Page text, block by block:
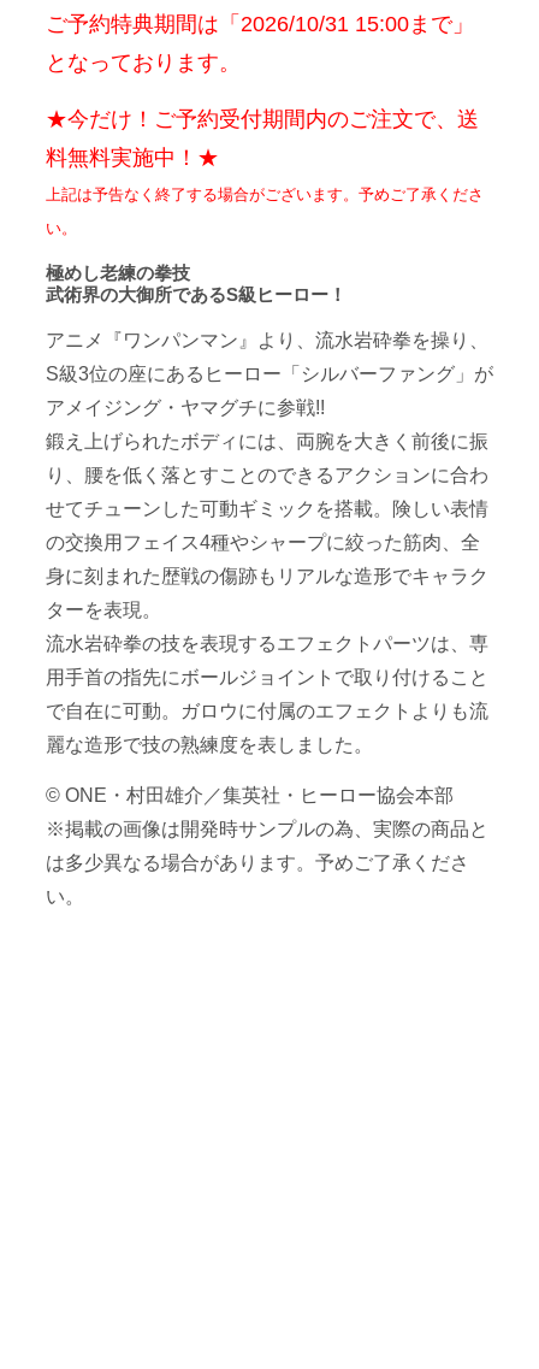
ご予約特典期間は「2026/10/31 15:00まで」
となっております。
★今だけ！ご予約受付期間内のご注文で、送
料無料実施中！★
上記は予告なく終了する場合がございます。予めご了承くださ
い。
極めし老練の拳技
武術界の大御所であるS級ヒーロー！
アニメ『ワンパンマン』より、流水岩砕拳を操り、
S級3位の座にあるヒーロー「シルバーファング」が
アメイジング・ヤマグチに参戦!!
鍛え上げられたボディには、両腕を大きく前後に振
り、腰を低く落とすことのできるアクションに合わ
せてチューンした可動ギミックを搭載。険しい表情
の交換用フェイス4種やシャープに絞った筋肉、全
身に刻まれた歴戦の傷跡もリアルな造形でキャラク
ターを表現。
流水岩砕拳の技を表現するエフェクトパーツは、専
用手首の指先にボールジョイントで取り付けること
で自在に可動。ガロウに付属のエフェクトよりも流
麗な造形で技の熟練度を表しました。
© ONE・村田雄介／集英社・ヒーロー協会本部
※掲載の画像は開発時サンプルの為、実際の商品と
は多少異なる場合があります。予めご了承くださ
い。